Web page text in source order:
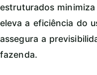
estruturados
eleva a eficiência do
assegura a
fazenda.